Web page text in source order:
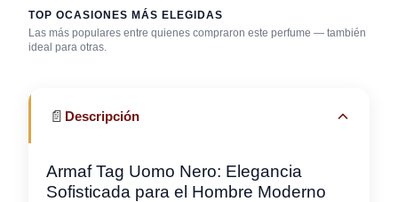
TOP OCASIONES MÁS ELEGIDAS
Las más populares entre quienes compraron este perfume — también
ideal para otras.
Boda (invitado)
Reuniones
📄 Descripción
Armaf Tag Uomo Nero: Elegancia
Sofisticada para el Hombre Moderno